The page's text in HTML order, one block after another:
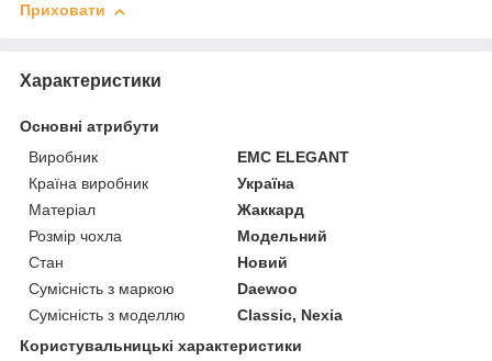
Приховати
Характеристики
Основні атрибути
Виробник
EMC ELEGANT
Країна виробник
Україна
Матеріал
Жаккард
Розмір чохла
Модельний
Стан
Новий
Сумісність з маркою
Daewoo
Сумісність з моделлю
Classic, Nexia
Користувальницькі характеристики